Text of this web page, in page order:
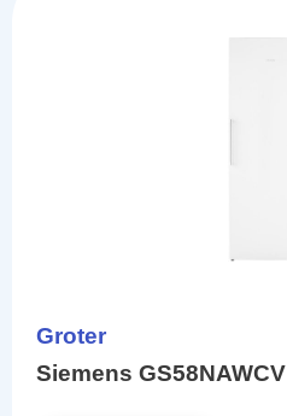
Groter
Siemens GS58NAWCV